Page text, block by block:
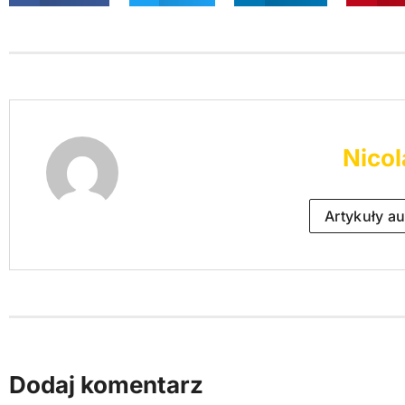
Artykuły
Dodaj komentarz